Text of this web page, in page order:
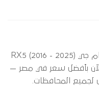
ابحث عن قطع غيار الفرامل لسيارتك ام جي RX5 (2016 - 2025)
متاحة الآن بأفضل سعر في مصر —
المحافظات.